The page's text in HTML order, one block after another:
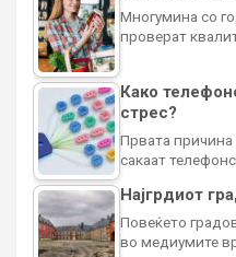
Многумина со
проверат
Како
стрес?
Првата причина
сакаат
Најгрдиот
Повеќето
во медиумите